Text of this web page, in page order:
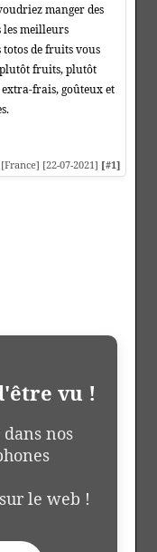
manger des
meilleurs
de fruits vous
fruits, plutôt
extra-frais, goûteux et
[22-07-2021] [#1]
vu !
nos
le web !